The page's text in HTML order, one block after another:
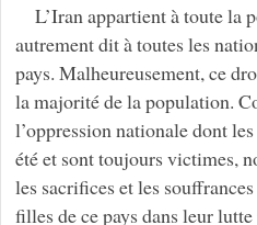
L’Iran appartient à toute la
autrement dit à toutes les
pays. Malheureusement, ce
la majorité de la population.
l’oppression nationale dont
été et sont toujours victimes,
les sacrifices et les
filles de ce pays dans leur